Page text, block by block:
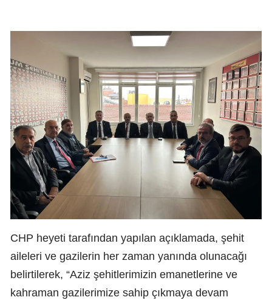
CHP heyeti tarafından yapılan açıklamada, şehit
aileleri ve gazilerin her zaman yanında olunacağı
belirtilerek, “Aziz şehitlerimizin emanetlerine ve
kahraman gazilerimize sahip çıkmaya devam